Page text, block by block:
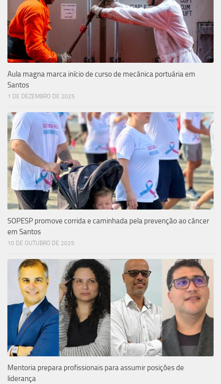
Aula magna marca início de curso de mecânica portuária em
Santos
1 DE DEZEMBRO DE 2025
SOPESP promove corrida e caminhada pela prevenção ao câncer
em Santos
10 DE OUTUBRO DE 2025
Mentoria prepara profissionais para assumir posições de
liderança